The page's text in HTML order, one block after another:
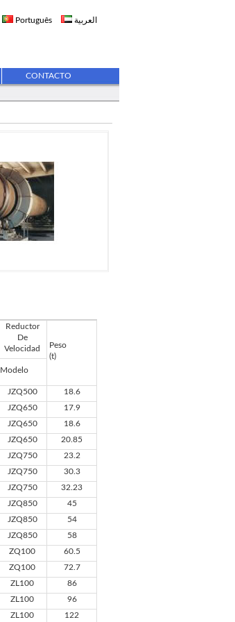
Português العربية
CONTACTO
Reductor
De
Velocidad
Peso
(t)
Modelo
JZQ500
18.6
JZQ650
17.9
JZQ650
18.6
JZQ650
20.85
JZQ750
23.2
JZQ750
30.3
JZQ750
32.23
JZQ850
45
JZQ850
54
JZQ850
58
ZQ100
60.5
ZQ100
72.7
ZL100
86
ZL100
96
ZL100 122